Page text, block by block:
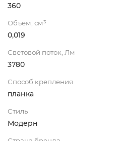
360
Объем, см³
0,019
Световой поток, Лм
3780
Способ крепления
планка
Стиль
Модерн